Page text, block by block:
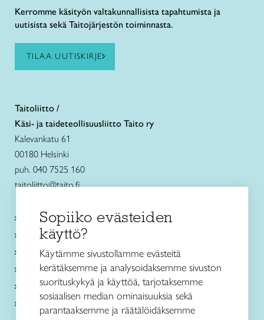
Kerromme käsityön valtakunnallisista tapahtumista ja
uutisista sekä Taitojärjestön toiminnasta.
TILAA UUTISKIRJE
Taitoliitto /
Käsi- ja taideteollisuusliitto Taito ry
Kalevankatu 61
00180 Helsinki
puh. 040 7525 160
taitoliitto@taito.fi
Käsityökurssit ja koulutus
Ajankohtaista
Käsityöohjeet
Me olemme Taito
Paikallinen toiminta
Verkkokaupat
Sopiiko evästeiden
käyttö?
Käytämme sivustollamme evästeitä
kerätäksemme ja analysoidaksemme sivuston
suorituskykyä ja käyttöä, tarjotaksemme
sosiaalisen median ominaisuuksia sekä
parantaaksemme ja räätälöidäksemme